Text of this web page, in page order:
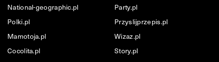
National-geographic.pl
Party.pl
Polki.pl
Przyslijprzepis.pl
Mamotoja.pl
Wizaz.pl
Cocolita.pl
Story.pl